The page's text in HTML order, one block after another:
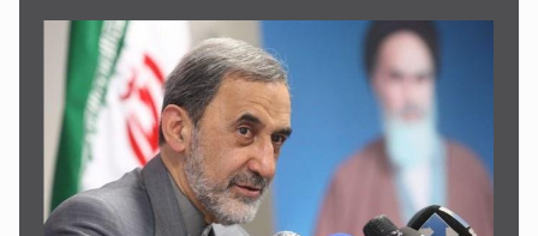
Pakistan prezidentindən Azərbaycanla bağlı açıqlama